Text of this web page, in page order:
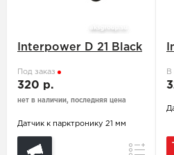
Interpower D 21 Black
Под заказ
320 р.
нет в наличии, последняя цена
Датчик к парктронику 21 мм
В